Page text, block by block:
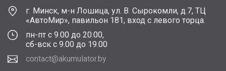
г. Минск, м-н Лошица, ул. В. Сырокомли, д.7, ТЦ
«АвтоМир», павильон 181, вход с левого торца.
пн-пт с 9.00 до 20.00,
сб-вск с 9.00 до 19.00
contact@akumulator.by